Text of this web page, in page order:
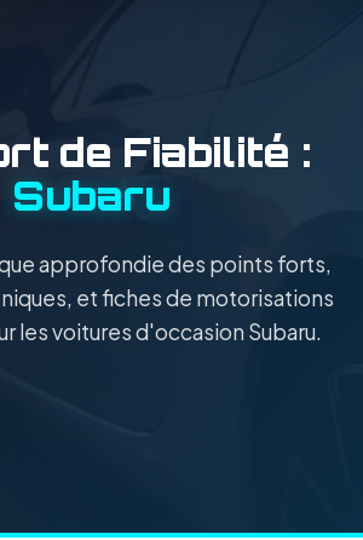
de Fiabilité :
Subaru
approfondie des points forts,
et fiches de motorisations
les voitures d'occasion Subaru.